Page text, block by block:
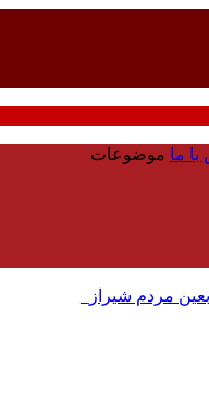
ما موضوعات
مردم شیراز_